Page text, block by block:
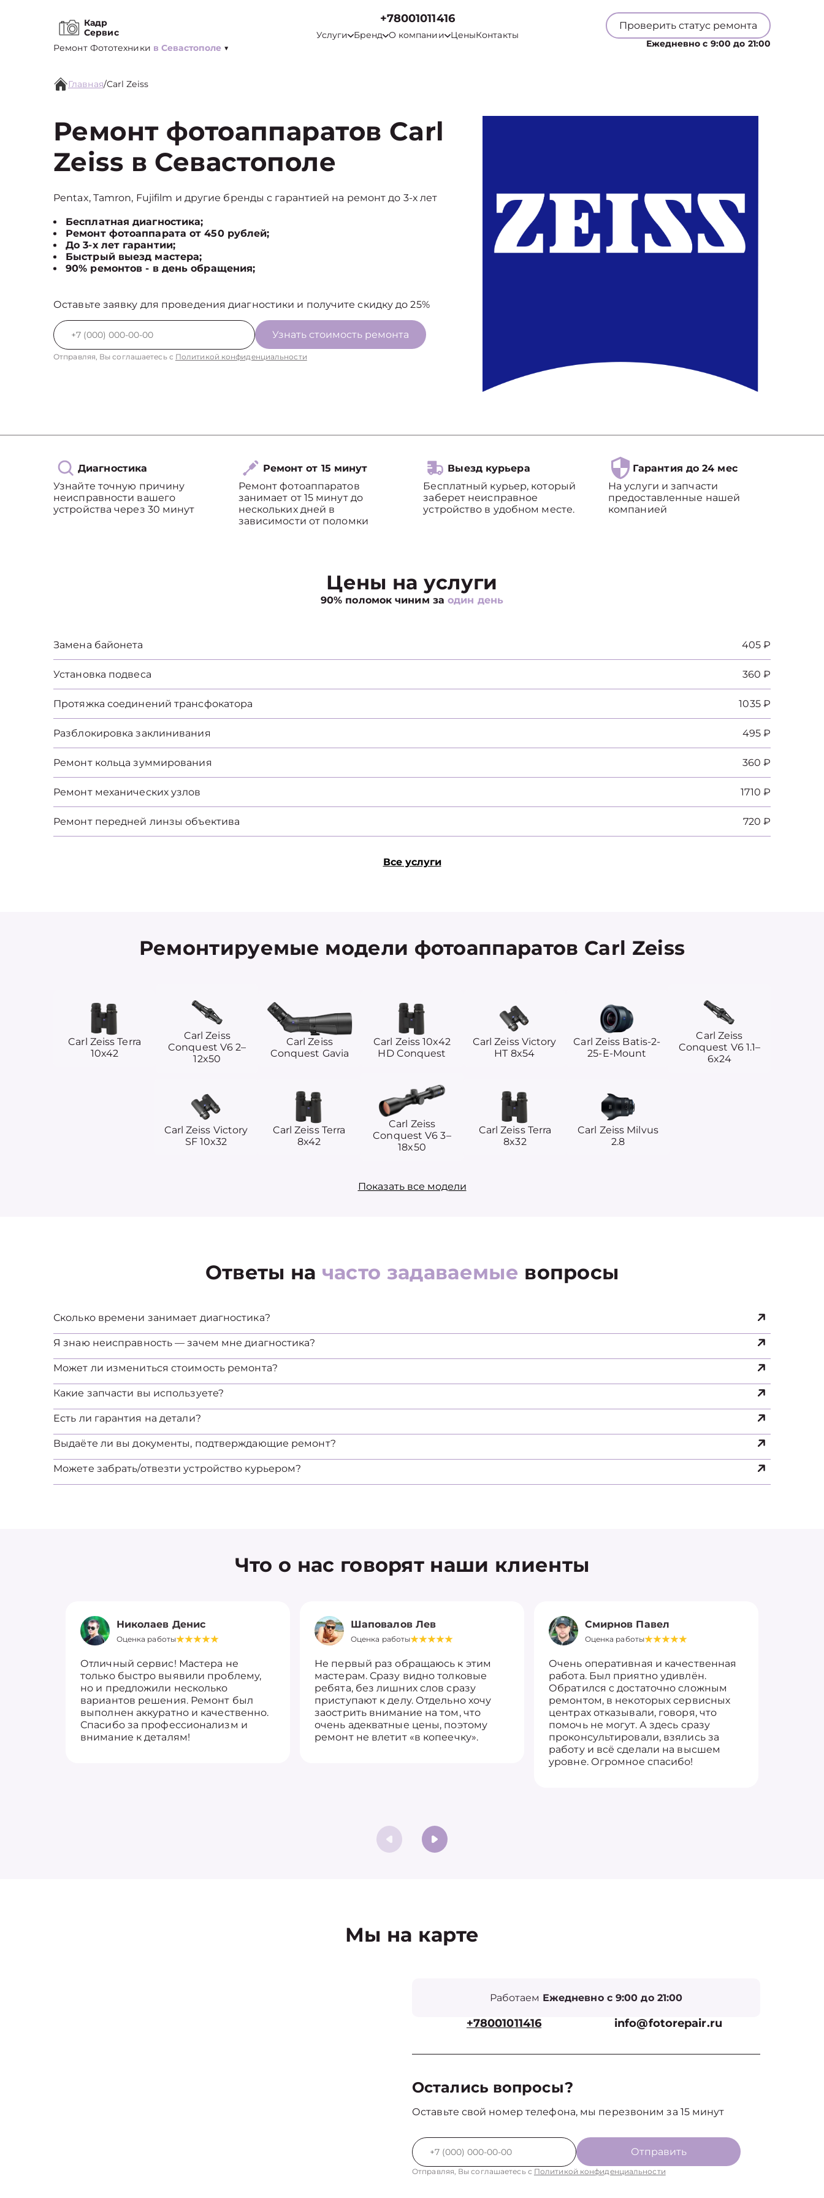
Кадр
Сервис
Ремонт Фототехники в Севастополе ▼
+78001011416
Услуги Бренд О компании ЦеныКонтакты
Проверить статус ремонта
Ежедневно с 9:00 до 21:00
Главная/Carl Zeiss
Ремонт фотоаппаратов Carl
Zeiss в Севастополе
Pentax, Tamron, Fujifilm и другие бренды с гарантией на ремонт до 3-х лет
Бесплатная диагностика;
Ремонт фотоаппарата от 450 рублей;
До 3-х лет гарантии;
Быстрый выезд мастера;
90% ремонтов - в день обращения;
Оставьте заявку для проведения диагностики и получите скидку до 25%
Узнать стоимость ремонта
Отправляя, Вы соглашаетесь с Политикой конфиденциальности
Диагностика
Узнайте точную причину
неисправности вашего
устройства через 30 минут
Ремонт от 15 минут
Ремонт фотоаппаратов
занимает от 15 минут до
нескольких дней в
зависимости от поломки
Выезд курьера
Бесплатный курьер, который
заберет неисправное
устройство в удобном месте.
Гарантия до 24 мес
На услуги и запчасти
предоставленные нашей
компанией
Цены на услуги
90% поломок чиним заодин день
Замена байонета 405 ₽
Установка подвеса 360 ₽
Протяжка соединений трансфокатора 1035 ₽
Разблокировка заклинивания 495 ₽
Ремонт кольца зуммирования 360 ₽
Ремонт механических узлов 1710 ₽
Ремонт передней линзы объектива 720 ₽
Все услуги
Ремонтируемые модели фотоаппаратов Carl Zeiss
Carl Zeiss Terra
10x42
Carl Zeiss
Conquest V6 2–
12x50
Carl Zeiss
Conquest Gavia
Carl Zeiss 10x42
HD Conquest
Carl Zeiss Victory
HT 8x54
Carl Zeiss Batis-2-
25-E-Mount
Carl Zeiss
Conquest V6 1.1–
6x24
Carl Zeiss Victory
SF 10x32
Carl Zeiss Terra
8x42
Carl Zeiss
Conquest V6 3–
18x50
Carl Zeiss Terra
8x32
Carl Zeiss Milvus
2.8
Показать все модели
Ответы на часто задаваемые вопросы
Сколько времени занимает диагностика?
Я знаю неисправность — зачем мне диагностика?
Может ли измениться стоимость ремонта?
Какие запчасти вы используете?
Есть ли гарантия на детали?
Выдаёте ли вы документы, подтверждающие ремонт?
Можете забрать/отвезти устройство курьером?
Что о нас говорят наши клиенты
Николаев Денис
Оценка работы
Отличный сервис! Мастера не
только быстро выявили проблему,
но и предложили несколько
вариантов решения. Ремонт был
выполнен аккуратно и качественно.
Спасибо за профессионализм и
внимание к деталям!
Шаповалов Лев
Оценка работы
Не первый раз обращаюсь к этим
мастерам. Сразу видно толковые
ребята, без лишних слов сразу
приступают к делу. Отдельно хочу
заострить внимание на том, что
очень адекватные цены, поэтому
ремонт не влетит «в копеечку».
Смирнов Павел
Оценка работы
Очень оперативная и качественная
работа. Был приятно удивлён.
Обратился с достаточно сложным
ремонтом, в некоторых сервисных
центрах отказывали, говоря, что
помочь не могут. А здесь сразу
проконсультировали, взялись за
работу и всё сделали на высшем
уровне. Огромное спасибо!
Мы на карте
Работаем Ежедневно с 9:00 до 21:00
+78001011416 info@fotorepair.ru
Остались вопросы?
Оставьте свой номер телефона, мы перезвоним за 15 минут
Отправить
Отправляя, Вы соглашаетесь с Политикой конфиденциальности